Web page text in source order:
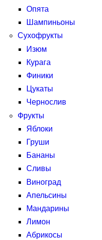
Опята
Шампиньоны
Сухофрукты
Изюм
Курага
Финики
Цукаты
Чернослив
Фрукты
Яблоки
Груши
Бананы
Сливы
Виноград
Апельсины
Мандарины
Лимон
Абрикосы